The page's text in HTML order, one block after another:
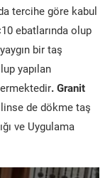
tercihe göre kabul
ebatlarında olup
bir taş
yapılan
. Granit
de dökme taş
ve Uygulama